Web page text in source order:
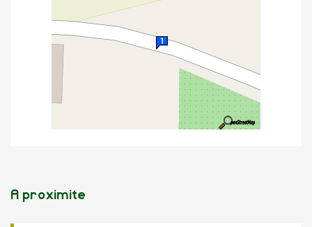
A proximite